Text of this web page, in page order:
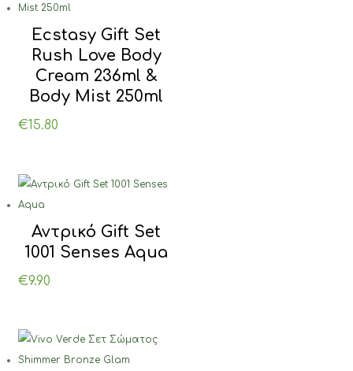
Ecstasy Gift Set
Rush Love Body
Cream 236ml &
Body Mist 250ml
€15.80
Αντρικό Gift Set
1001 Senses Aqua
€9.90